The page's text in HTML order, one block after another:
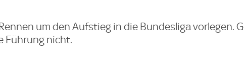
um den Aufstieg in die Bundesliga vorlegen.
Führung nicht.